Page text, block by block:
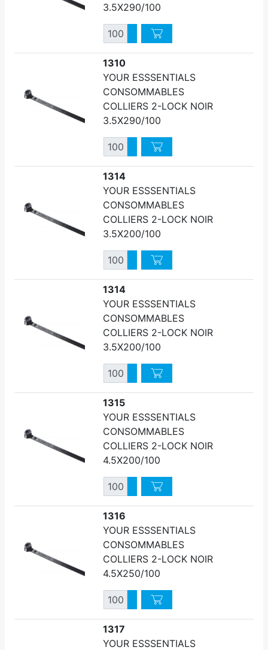
3.5X290/100
QuantitéAugmenter quantité
Diminuer quantité
1310
YOUR ESSSENTIALS
CONSOMMABLES
COLLIERS 2-LOCK NOIR
3.5X290/100
QuantitéAugmenter quantité
Diminuer quantité
1314
YOUR ESSSENTIALS
CONSOMMABLES
COLLIERS 2-LOCK NOIR
3.5X200/100
QuantitéAugmenter quantité
Diminuer quantité
1314
YOUR ESSSENTIALS
CONSOMMABLES
COLLIERS 2-LOCK NOIR
3.5X200/100
QuantitéAugmenter quantité
Diminuer quantité
1315
YOUR ESSSENTIALS
CONSOMMABLES
COLLIERS 2-LOCK NOIR
4.5X200/100
QuantitéAugmenter quantité
Diminuer quantité
1316
YOUR ESSSENTIALS
CONSOMMABLES
COLLIERS 2-LOCK NOIR
4.5X250/100
QuantitéAugmenter quantité
Diminuer quantité
1317
YOUR ESSSENTIALS